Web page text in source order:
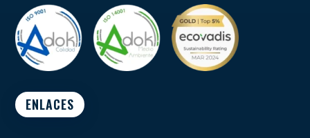
ENLACES